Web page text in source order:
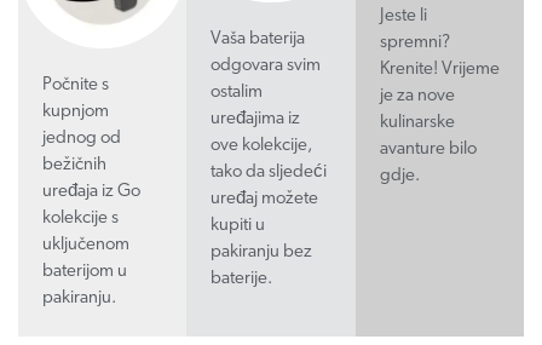
Počnite s
kupnjom
jednog od
bežičnih
uređaja iz Go
kolekcije s
uključenom
baterijom u
pakiranju.
Vaša baterija
odgovara svim
ostalim
uređajima iz
ove kolekcije,
tako da sljedeći
uređaj možete
kupiti u
pakiranju bez
baterije.
Jeste li
spremni?
Krenite! Vrijeme
je za nove
kulinarske
avanture bilo
gdje.